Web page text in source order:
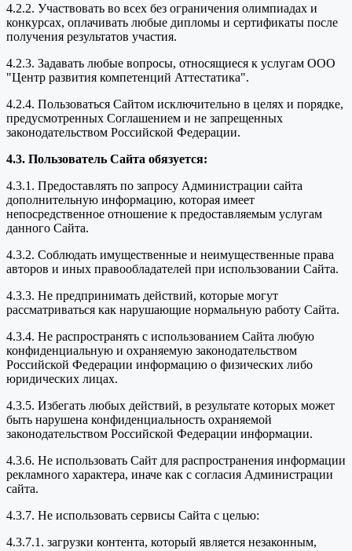
4.2.2. Участвовать во всех без ограничения олимпиадах и
конкурсах, оплачивать любые дипломы и сертификаты после
получения результатов участия.
4.2.3. Задавать любые вопросы, относящиеся к услугам ООО
"Центр развития компетенций Аттестатика".
4.2.4. Пользоваться Сайтом исключительно в целях и порядке,
предусмотренных Соглашением и не запрещенных
законодательством Российской Федерации.
4.3. Пользователь Сайта обязуется:
4.3.1. Предоставлять по запросу Администрации сайта
дополнительную информацию, которая имеет
непосредственное отношение к предоставляемым услугам
данного Сайта.
4.3.2. Соблюдать имущественные и неимущественные права
авторов и иных правообладателей при использовании Сайта.
4.3.3. Не предпринимать действий, которые могут
рассматриваться как нарушающие нормальную работу Сайта.
4.3.4. Не распространять с использованием Сайта любую
конфиденциальную и охраняемую законодательством
Российской Федерации информацию о физических либо
юридических лицах.
4.3.5. Избегать любых действий, в результате которых может
быть нарушена конфиденциальность охраняемой
законодательством Российской Федерации информации.
4.3.6. Не использовать Сайт для распространения информации
рекламного характера, иначе как с согласия Администрации
сайта.
4.3.7. Не использовать сервисы Сайта с целью:
4.3.7.1. загрузки контента, который является незаконным,